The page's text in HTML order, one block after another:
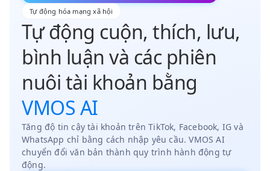
Tự động hóa mạng xã hội
Tự động cuộn, thích, lưu,
bình luận và các phiên
nuôi tài khoản bằng
VMOS AI
Tăng độ tin cậy tài khoản trên TikTok, Facebook, IG và
WhatsApp chỉ bằng cách nhập yêu cầu. VMOS AI
chuyển đổi văn bản thành quy trình hành động tự
động.